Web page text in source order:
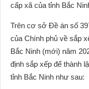
cấp xã của tỉnh Bắc
Trên cơ sở Đề án số
của Chính phủ về sắp
Bắc Ninh (mới) năm
định sắp xếp để thành
tỉnh Bắc Ninh như sau: